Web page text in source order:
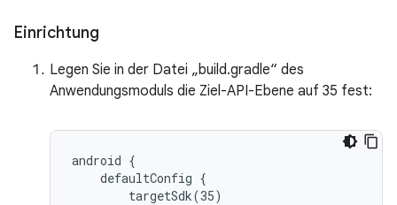
Einrichtung
Legen Sie in der Datei „build.gradle“ des
Anwendungsmoduls die Ziel-API-Ebene auf 35 fest:
android {
    defaultConfig {
        targetSdk(35)